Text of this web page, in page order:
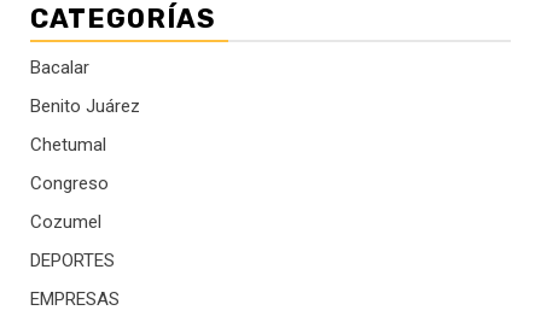
CATEGORÍAS
Bacalar
Benito Juárez
Chetumal
Congreso
Cozumel
DEPORTES
EMPRESAS